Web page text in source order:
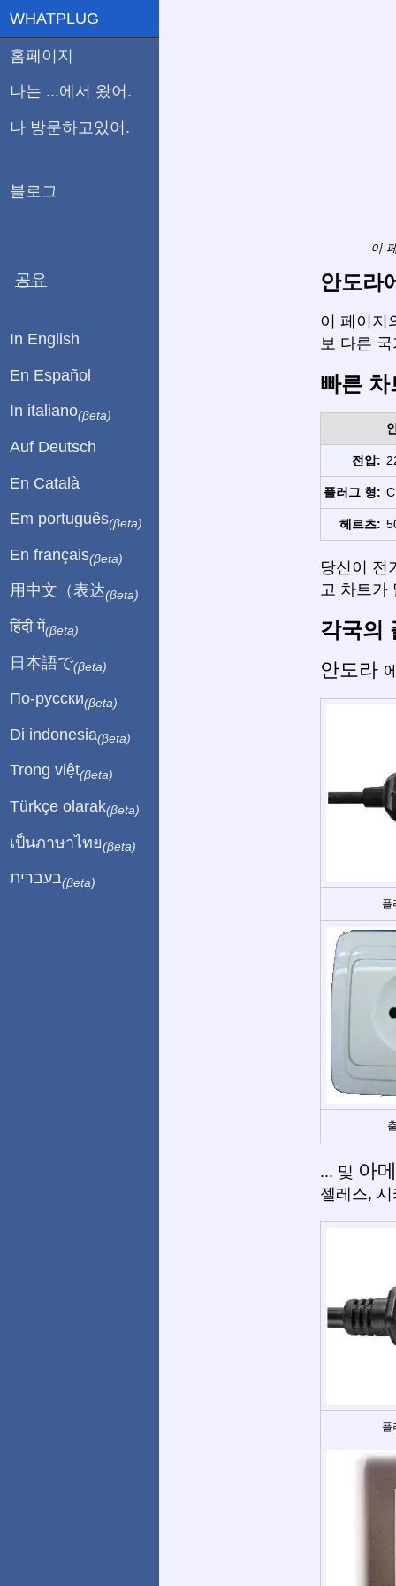
이
안도라
이 페이지
보 다른
빠른
전압:
플러그 형:
헤르츠:
당신이 전
고 차트가
각국의
안도라
플
... 및 아
젤레스,
플
WHATPLUG
홈페이지
나는 ...에서 왔어.
나 방문하고있어.
블로그
공유
In English
En Español
In italiano(βeta)
Auf Deutsch
En Català
Em português(βeta)
En français(βeta)
用中文（表达(βeta)
हिंदी में(βeta)
日本語で(βeta)
По-русски(βeta)
Di indonesia(βeta)
Trong việt(βeta)
Türkçe olarak(βeta)
เป็นภาษาไทย(βeta)
בעברית(βeta)